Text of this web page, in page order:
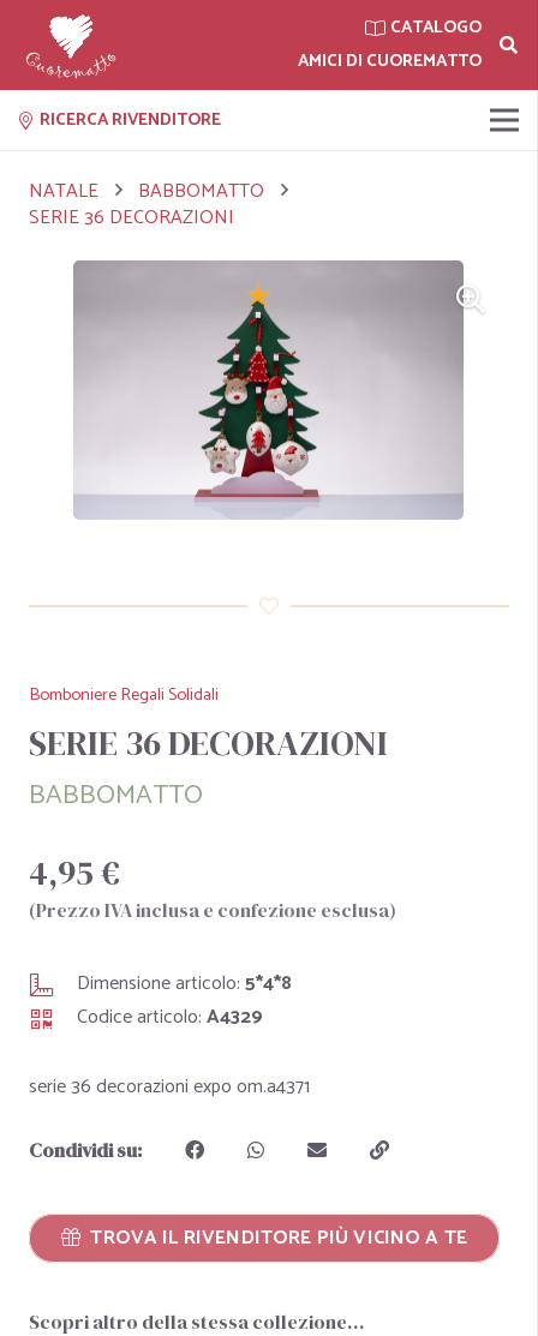
CATALOGO
AMICI DI CUOREMATTO
RICERCA RIVENDITORE
NATALE
BABBOMATTO
SERIE 36 DECORAZIONI
Bomboniere Regali Solidali
SERIE 36 DECORAZIONI
BABBOMATTO
4,95 €
(Prezzo IVA inclusa e confezione esclusa)
Dimensione articolo:5*4*8
Codice articolo:A4329
serie 36 decorazioni expo om.a4371
Condividi su:
TROVA IL RIVENDITORE PIÙ VICINO A TE
Scopri altro della stessa collezione…